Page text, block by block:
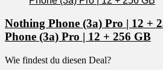
Nothing Phone (3a) Pro | 12 +
Phone (3a) Pro | 12 + 256 GB
Wie findest du diesen Deal?